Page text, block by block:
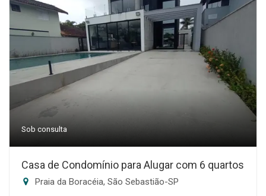
Sob consulta
Casa de Condomínio para Alugar com 6 quartos
Praia da Boracéia, São Sebastião-SP